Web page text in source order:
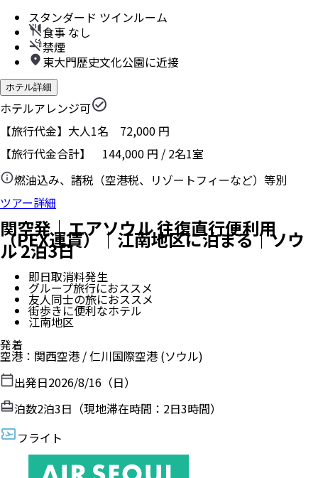
スタンダード ツインルーム
食事 なし
禁煙
東大門歴史文化公園に近接
ホテル詳細
ホテルアレンジ可
【旅行代金】大人1名 72,000 円
【旅行代金合計】 144,000 円 / 2名1室
燃油込み、諸税（空港税、リゾートフィーなど）等別
ツアー詳細
関空発｜エアソウル 往復直行便利用
（PEX運賃）｜江南地区に泊まる｜ソウ
ル 2泊3日
即日取消料発生
グループ旅行におススメ
友人同士の旅におススメ
街歩きに便利なホテル
江南地区
発着
空港 ： 関西空港 /仁川国際空港 (ソウル)
出発日2026/8/16（日）
泊数2泊3日（現地滞在時間： 2日3時間）
フライト